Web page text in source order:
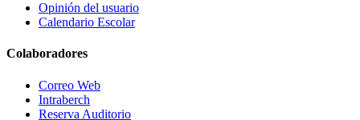
Opinión del usuario
Calendario Escolar
Colaboradores
Correo Web
Intraberch
Reserva Auditorio